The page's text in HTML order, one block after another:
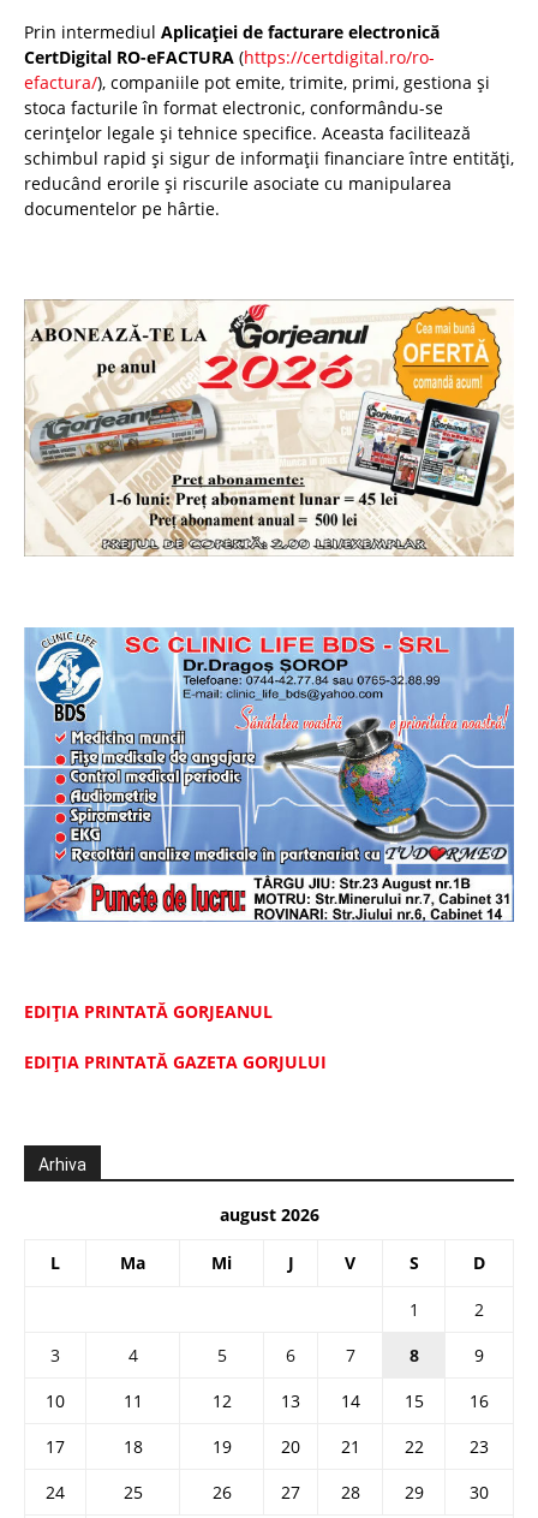
Prin intermediul Aplicației de facturare electronică
CertDigital RO-eFACTURA (https://certdigital.ro/ro-
efactura/), companiile pot emite, trimite, primi, gestiona și
stoca facturile în format electronic, conformându-se
cerințelor legale și tehnice specifice. Aceasta facilitează
schimbul rapid și sigur de informații financiare între entități,
reducând erorile și riscurile asociate cu manipularea
documentelor pe hârtie.
EDIȚIA PRINTATĂ GORJEANUL
EDIŢIA PRINTATĂ GAZETA GORJULUI
Arhiva
august 2026
L Ma Mi J V S D
1
2
3
4 5 6 7 8
9
10
11 12 13 14 15
16
17
18 19 20 21 22
23
24
25 26 27 28 29 30